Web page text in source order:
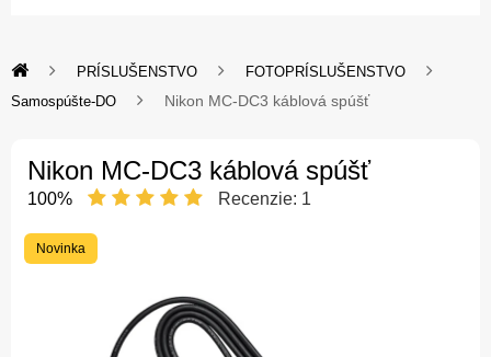
PRÍSLUŠENSTVO
FOTOPRÍSLUŠENSTVO
Samospúšte-DO
Nikon MC-DC3 káblová spúšť
Nikon MC-DC3 káblová spúšť
100% Recenzie: 1
Novinka